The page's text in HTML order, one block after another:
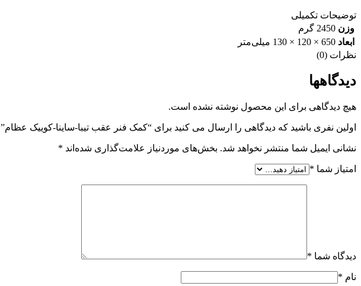
توضیحات تکمیلی
وزن 2450 گرم
ابعاد 650 × 120 × 130 میلی‌متر
نظرات (0)
دیدگاهها
هیچ دیدگاهی برای این محصول نوشته نشده است.
اولین نفری باشید که دیدگاهی را ارسال می کنید برای “کمک فنر عقب تیبا-ساینا-کوییک عظام”
نشانی ایمیل شما منتشر نخواهد شد. بخش‌های موردنیاز علامت‌گذاری شده‌اند *
امتیاز شما *
دیدگاه شما *
نام *